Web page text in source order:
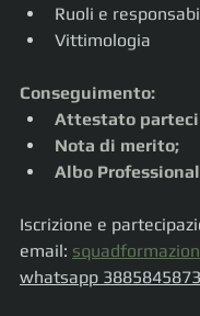
Ruoli e
Vittimologia
Conseguimento:
Attestato
Nota di merito;
Albo
Iscrizione e
email:
whatsapp 3885845873